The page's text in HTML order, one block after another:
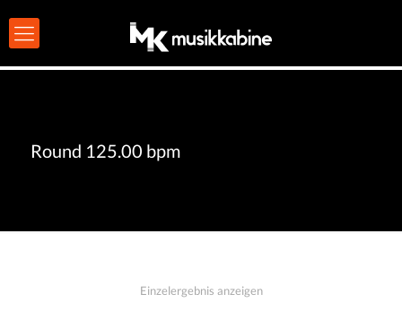
Round 125.00 bpm
Einzelergebnis anzeigen